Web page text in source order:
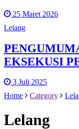
25 Maret 2026
Lelang
EKSEKUSI
3 Juli 2025
Home
Category
Lelang